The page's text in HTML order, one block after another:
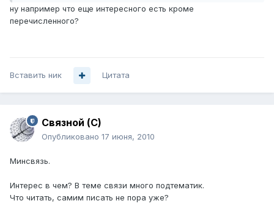
ну например что еще интересного есть кроме
перечисленного?
Вставить ник Цитата
Связной (С)
Опубликовано 17 июня, 2010
Минсвязь.
Интерес в чем? В теме связи много подтематик.
Что читать, самим писать не пора уже?